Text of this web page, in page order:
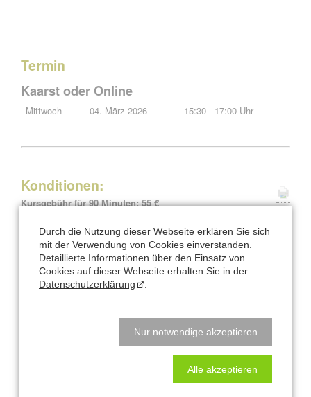
Termin
Kaarst oder Online
Mittwoch 04. März 2026 15:30 - 17:00 Uhr
Konditionen:
Kursgebühr für 90 Minuten: 55 €
bei der Buchung bitte angeben, ob Du in Kaarst oder Online
teilnehmen möchtest
ab 4 Teilnehmer
Vorkenntnisse ausBasis-Workshop
Voranmeldung erforderlich.
Abmeldungen spätestens 1 Woche vorher. Bei späterer Abmeldung
ist die volle Kursgebühr zu entrichten.
Durch die Nutzung dieser Webseite erklären Sie sich
mit der Verwendung von Cookies einverstanden.
Detaillierte Informationen über den Einsatz von
Cookies auf dieser Webseite erhalten Sie in der
Datenschutzerklärung
Nur notwendige akzeptieren
Alle akzeptieren